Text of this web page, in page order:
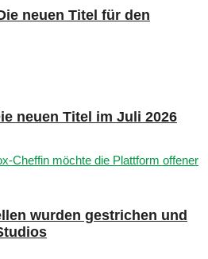
neuen Titel für den
neuen Titel im Juli 2026
wurden gestrichen und